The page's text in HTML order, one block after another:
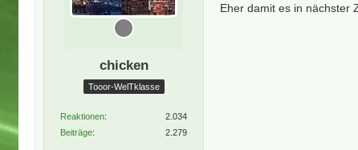
chicken
Tooor-WelTklasse
Reaktionen
2.034
Beiträge
2.279
Eher damit es in nächster